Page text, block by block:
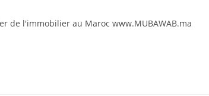
de l'immobilier au Maroc www.MUBAWAB.ma